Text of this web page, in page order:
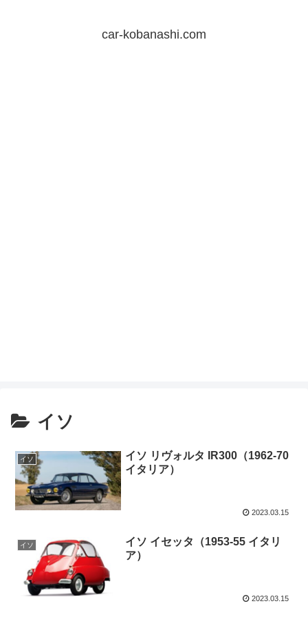
car-kobanashi.com
イソ
イソ
イソ リヴォルタ IR300（1962-70
イタリア）
2023.03.15
イソ
イソ イセッタ（1953-55 イタリ
ア）
2023.03.15